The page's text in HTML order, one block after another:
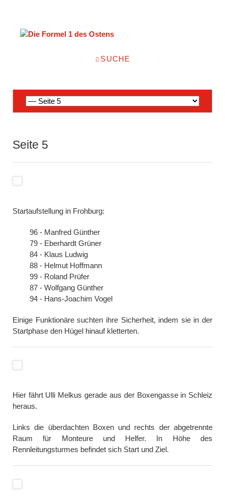
NAVIGATION
SUCHE
Navigation
überspringen
Seite 5
Startaufstellung in Frohburg:
96 - Manfred Günther
79 - Eberhardt Grüner
84 - Klaus Ludwig
88 - Helmut Hoffmann
99 - Roland Prüfer
87 - Wolfgang Günther
94 - Hans-Joachim Vogel
Einige Funktionäre suchten ihre Sicherheit, indem sie in der
Startphase den Hügel hinauf kletterten.
Hier fährt Ulli Melkus gerade aus der Boxengasse in Schleiz
heraus.
Links die überdachten Boxen und rechts der abgetrennte
Raum für Monteure und Helfer. In Höhe des
Rennleitungsturmes befindet sich Start und Ziel.